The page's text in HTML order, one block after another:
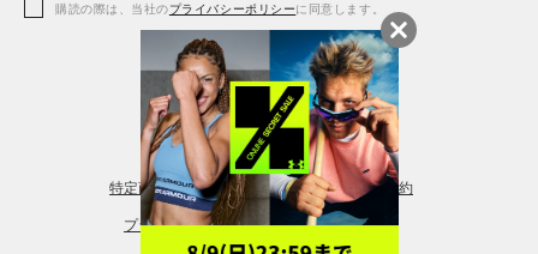
アクセサリー
レギンス＆タイツ
シューズ
購読の際は、当社のプライバシーポリシーに同意します。
特定商取引法に基づく通販の表記 会員規約
プライバシーポリシー